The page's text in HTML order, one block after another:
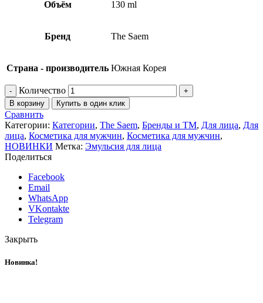
Объём 130 ml
Бренд The Saem
Страна - производитель Южная Корея
Количество
В корзину Купить в один клик
Сравнить
Категории: Категории, The Saem, Бренды и ТМ, Для лица, Для
лица, Косметика для мужчин, Косметика для мужчин,
НОВИНКИ Метка: Эмульсия для лица
Поделиться
Facebook
Email
WhatsApp
VKontakte
Telegram
Закрыть
Новинка!